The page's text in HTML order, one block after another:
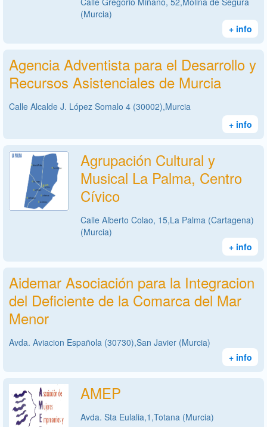
(Murcia)
+ info
Agencia Adventista para el Desarrollo y
Recursos Asistenciales de Murcia
Calle Alcalde J. López Somalo 4 (30002),Murcia
+ info
Agrupación Cultural y
Musical La Palma, Centro
Cívico
Calle Alberto Colao, 15,La Palma (Cartagena)
(Murcia)
+ info
Aidemar Asociación para la Integracion
del Deficiente de la Comarca del Mar
Menor
Avda. Aviacion Española (30730),San Javier (Murcia)
+ info
AMEP
Avda. Sta Eulalia,1,Totana (Murcia)